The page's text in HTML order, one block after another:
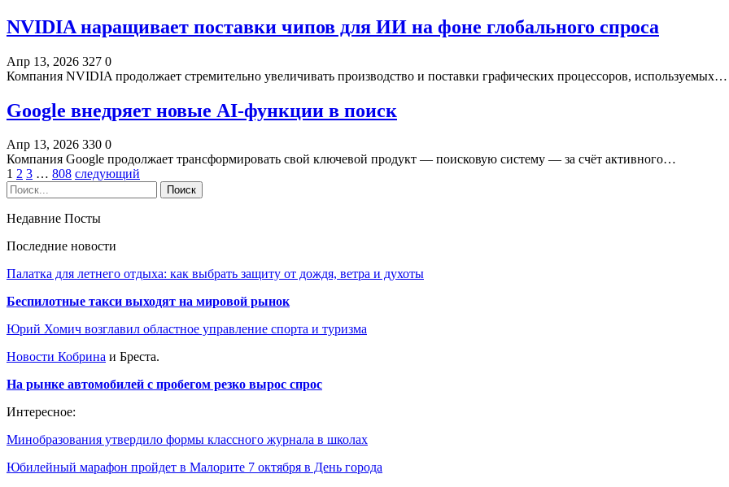
NVIDIA наращивает поставки чипов для ИИ на фоне глобального спроса
Апр 13, 2026 327 0
Компания NVIDIA продолжает стремительно увеличивать производство и поставки графических процессоров, используемых…
Google внедряет новые AI-функции в поиск
Апр 13, 2026 330 0
Компания Google продолжает трансформировать свой ключевой продукт — поисковую систему — за счёт активного…
1 2 3 … 808 следующий
Недавние Посты
Последние новости
Палатка для летнего отдыха: как выбрать защиту от дождя, ветра и духоты
Беспилотные такси выходят на мировой рынок
Юрий Хомич возглавил областное управление спорта и туризма
Новости Кобрина и Бреста.
На рынке автомобилей с пробегом резко вырос спрос
Интересное:
Минобразования утвердило формы классного журнала в школах
Юбилейный марафон пройдет в Малорите 7 октября в День города